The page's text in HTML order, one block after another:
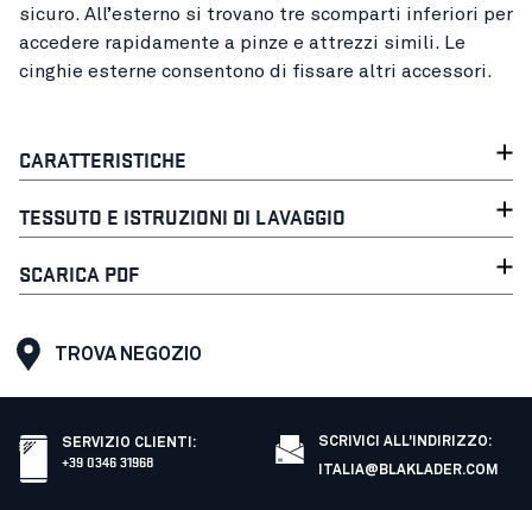
sicuro. All’esterno si trovano tre scomparti inferiori per
accedere rapidamente a pinze e attrezzi simili. Le
cinghie esterne consentono di fissare altri accessori.
CARATTERISTICHE
TESSUTO E ISTRUZIONI DI LAVAGGIO
SCARICA PDF
TROVA NEGOZIO
SERVIZIO CLIENTI :
+39 0346 31968
SCRIVICI ALL'INDIRIZZO:
ITALIA@BLAKLADER.COM